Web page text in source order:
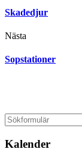
Skadedjur
Nästa
Sopstationer
Kalender